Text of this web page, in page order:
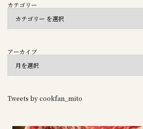
カテゴリー
アーカイブ
Tweets by cookfan_mito